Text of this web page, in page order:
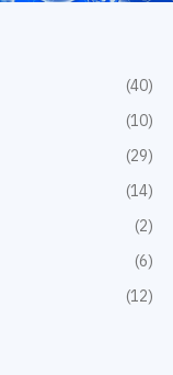
(40)
(10)
(29)
(14)
(2)
(6)
(12)